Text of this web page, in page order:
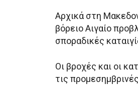
Αρχικά στη
βόρειο Αιγαίο
σποραδικές
Οι βροχές και οι
τις